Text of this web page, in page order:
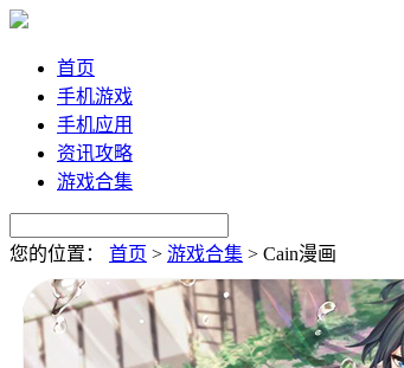
首页
手机游戏
手机应用
资讯攻略
游戏合集
您的位置： 首页 > 游戏合集 > Cain漫画